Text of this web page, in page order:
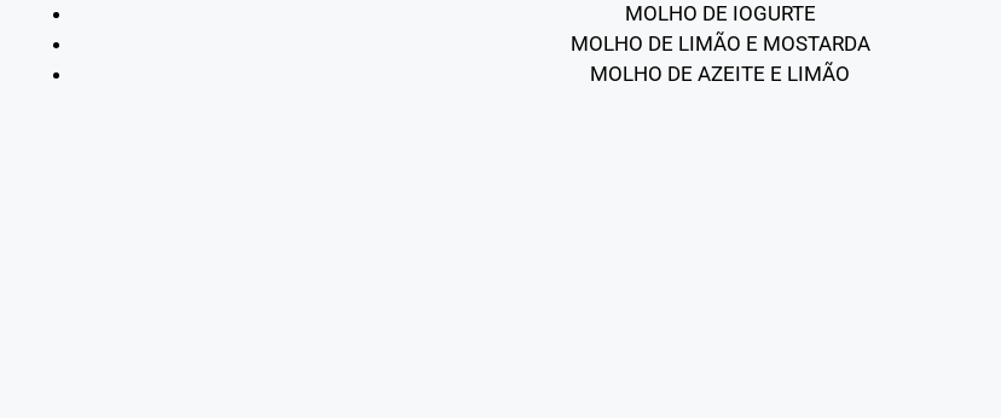
MOLHO DE IOGURTE
MOLHO DE LIMÃO E MOSTARDA
MOLHO DE AZEITE E LIMÃO